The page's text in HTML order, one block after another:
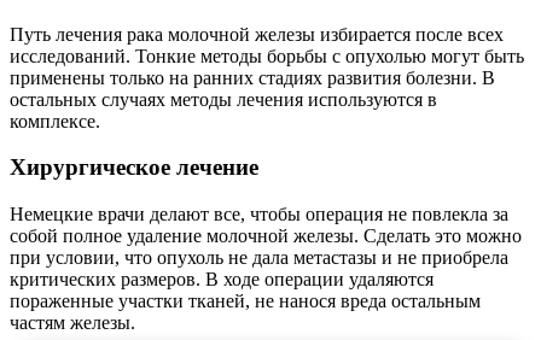
Путь лечения рака молочной железы избирается после всех
исследований. Тонкие методы борьбы с опухолью могут быть
применены только на ранних стадиях развития болезни. В
остальных случаях методы лечения используются в
комплексе.
Хирургическое лечение
Немецкие врачи делают все, чтобы операция не повлекла за
собой полное удаление молочной железы. Сделать это можно
при условии, что опухоль не дала метастазы и не приобрела
критических размеров. В ходе операции удаляются
пораженные участки тканей, не нанося вреда остальным
частям железы.